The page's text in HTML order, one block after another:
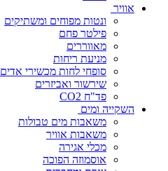
אוויר
ונטות מפוחים ומשתיקים
פילטר פחם
מאווררים
מניעת ריחות
סופחי לחות מכשירי אדים
שירשור ואביזרים
פד"ח CO2
השקייה ומים
משאבות מים טבולות
משאבות אוויר
מכלי אגירה
אוסמוזה הפוכה